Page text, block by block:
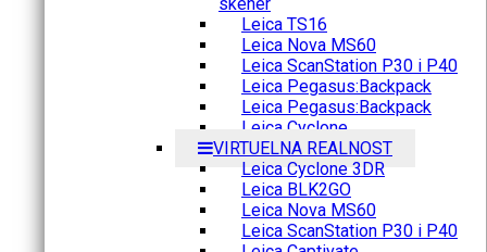
Leica TS16
Leica Nova MS60
Leica ScanStation P30 i P40
Leica Pegasus:Backpack
Leica Pegasus:Backpack
Leica Cyclone
VIRTUELNA REALNOST
Leica Cyclone 3DR
Leica BLK2GO
Leica Nova MS60
Leica ScanStation P30 i P40